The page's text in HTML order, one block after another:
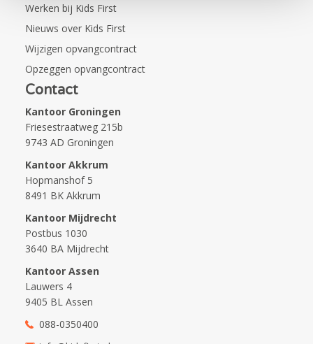
Werken bij Kids First
Nieuws over Kids First
Wijzigen opvangcontract
Opzeggen opvangcontract
Contact
Kantoor Groningen
Friesestraatweg 215b
9743 AD Groningen
Kantoor Akkrum
Hopmanshof 5
8491 BK Akkrum
Kantoor Mijdrecht
Postbus 1030
3640 BA Mijdrecht
Kantoor Assen
Lauwers 4
9405 BL Assen
088-0350400